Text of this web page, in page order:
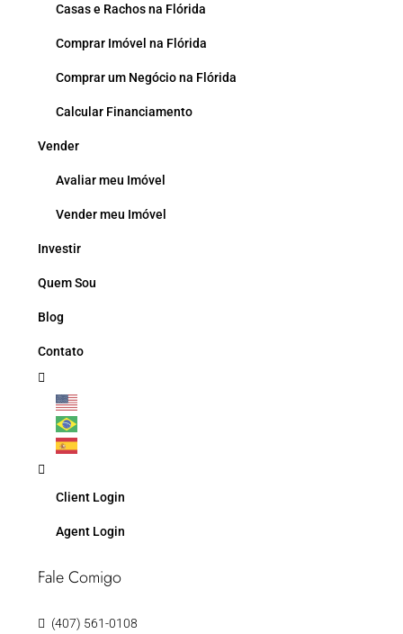
Casas e Rachos na Flórida
Comprar Imóvel na Flórida
Comprar um Negócio na Flórida
Calcular Financiamento
Vender
Avaliar meu Imóvel
Vender meu Imóvel
Investir
Quem Sou
Blog
Contato
Client Login
Agent Login
Fale Comigo
(407) 561-0108